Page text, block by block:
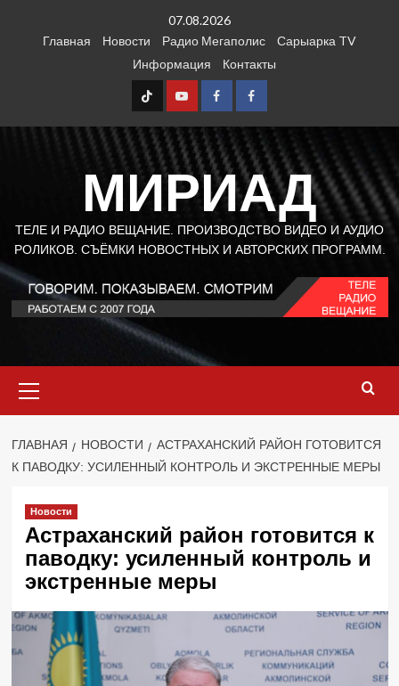
07.08.2026
Главная
Новости Радио Мегаполис
Сарыарка TV
Информация
Контакты
TT Youtube
FB1 FB2
МИРИАД
ТЕЛЕ И РАДИО ВЕЩАНИЕ. ПРОИЗВОДСТВО ВИДЕО И АУДИО
РОЛИКОВ. СЪЁМКИ НОВОСТНЫХ И АВТОРСКИХ ПРОГРАММ.
меню
ГЛАВНАЯ НОВОСТИ
АСТРАХАНСКИЙ РАЙОН ГОТОВИТСЯ
К ПАВОДКУ: УСИЛЕННЫЙ КОНТРОЛЬ И ЭКСТРЕННЫЕ МЕРЫ
Новости
Астраханский район готовится к
паводку: усиленный контроль и
экстренные меры